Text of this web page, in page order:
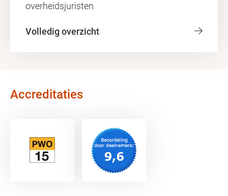
overheidsjuristen
Volledig overzicht
Accreditaties